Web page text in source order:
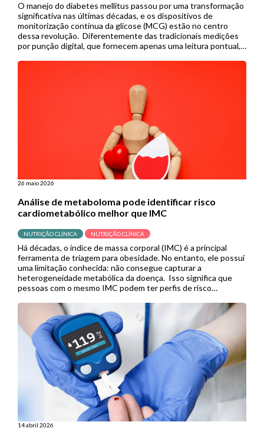
O manejo do diabetes mellitus passou por uma transformação
significativa nas últimas décadas, e os dispositivos de
monitorização contínua da glicose (MCG) estão no centro
dessa revolução. Diferentemente das tradicionais medições
por punção digital, que fornecem apenas uma leitura pontual,
contínua, permitindo que pacientes […]
26 maio 2026
Análise de metaboloma pode identificar risco
cardiometabólico melhor que IMC
NUTRIÇÃO CLÍNICA NUTRIÇÃO CLÍNICA
Há décadas, o índice de massa corporal (IMC) é a principal
ferramenta de triagem para obesidade. No entanto, ele possui
uma limitação conhecida: não consegue capturar a
heterogeneidade metabólica da doença. Isso significa que
pessoas com o mesmo IMC podem ter perfis de risco
acabam sem diagnóstico ou tratamento […]
14 abril 2026